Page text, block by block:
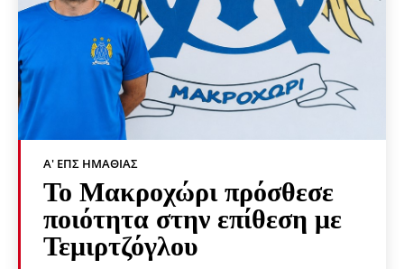
Α' ΕΠΣ ΗΜΑΘΊΑΣ
Το Μακροχώρι πρόσθεσε
ποιότητα στην επίθεση με
Τεμιρτζόγλου